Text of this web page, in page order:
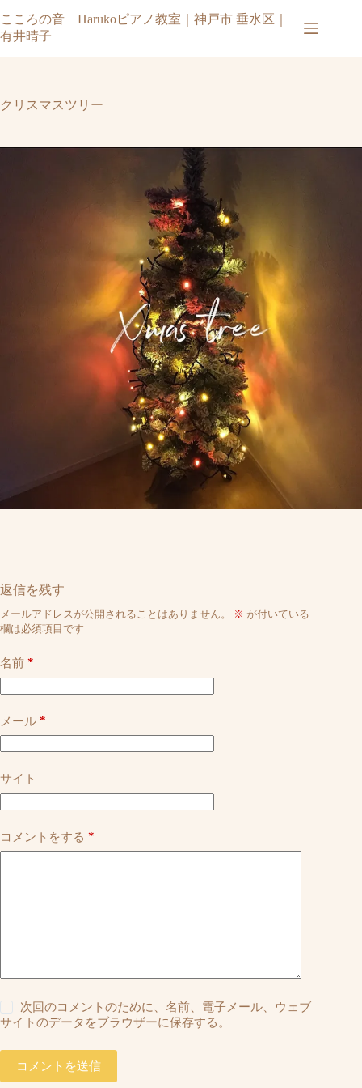
ン
テ
ス
こころの音 Harukoピアノ教室｜神戸市 垂水区｜
有井晴子
クリスマスツリー
返信を残す
メールアドレスが公開されることはありません。 ※ が付いている
欄は必須項目です
名前 *
メール *
サイト
コメントをする *
次回のコメントのために、名前、電子メール、ウェブ
サイトのデータをブラウザーに保存する。
コメントを送信